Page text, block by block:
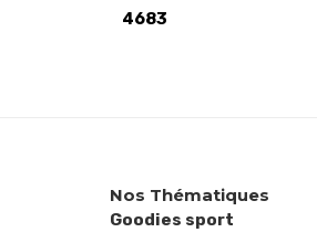
4683
Nos Thématiques
Goodies sport